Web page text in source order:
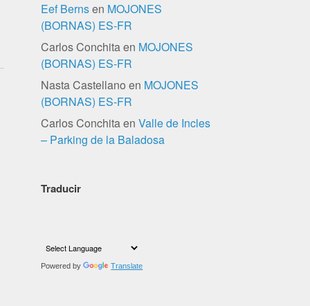
Eef Bernsen MOJONES
(BORNAS) ES-FR
Carlos Conchitaen MOJONES
(BORNAS) ES-FR
Nasta Castellano en MOJONES
(BORNAS) ES-FR
Carlos ConchitaenValle de Incles
– Parking de la Baladosa
Traducir
Powered by Translate